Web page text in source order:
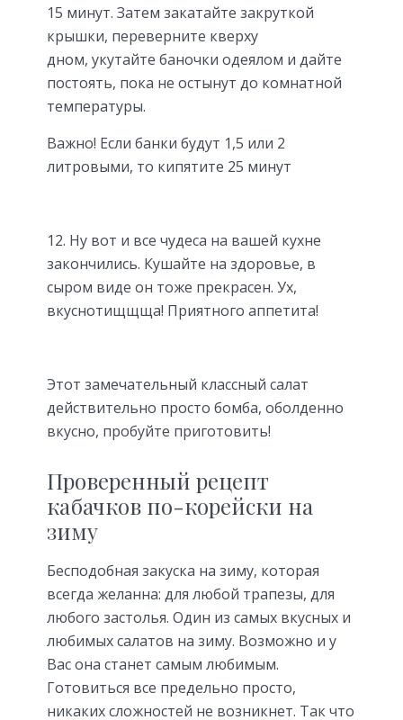
15 минут. Затем закатайте закруткой
крышки, переверните кверху
дном, укутайте баночки одеялом и дайте
постоять, пока не остынут до комнатной
температуры.
Важно! Если банки будут 1,5 или 2
литровыми, то кипятите 25 минут
12. Ну вот и все чудеса на вашей кухне
закончились. Кушайте на здоровье, в
сыром виде он тоже прекрасен. Ух,
вкуснотищщща! Приятного аппетита!
Этот замечательный классный салат
действительно просто бомба, оболденно
вкусно, пробуйте приготовить!
Проверенный рецепт
кабачков по-корейски на
зиму
Бесподобная закуска на зиму, которая
всегда желанна: для любой трапезы, для
любого застолья. Один из самых вкусных и
любимых салатов на зиму. Возможно и у
Вас она станет самым любимым.
Готовиться все предельно просто,
никаких сложностей не возникнет. Так что